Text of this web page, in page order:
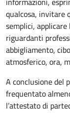
qualcosa, invitare
semplici,
riguardanti
abbigliamento,
atmosferico, ora,
A conclusione del
frequentato
l’attestato di